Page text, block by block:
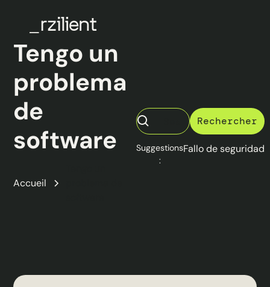
Tengo un
problema
de
software
Accueil
Suggestions
:
Fallo de seguridad